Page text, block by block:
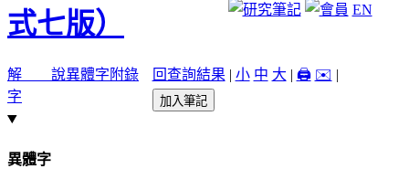
EN
解 說異體字 附錄
字
回查詢結果 | 小 中 大 | 🖨️ ✉️ |
加入筆記
異體字